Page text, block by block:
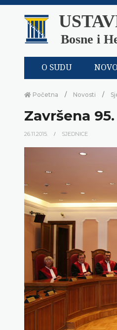
Bosne i
O SUDU
Početna Novosti
Završena
26.11.2015. SJEDNICE